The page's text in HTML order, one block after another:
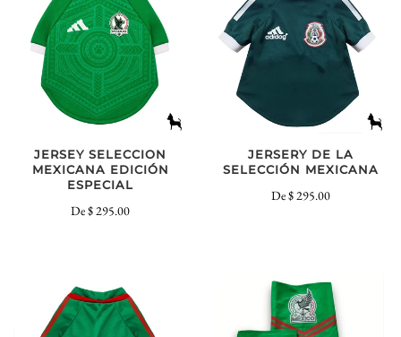
JERSEY SELECCION
MEXICANA EDICIÓN
ESPECIAL
De$ 295.00
JERSERY DE LA
SELECCIÓN MEXICANA
De$ 295.00